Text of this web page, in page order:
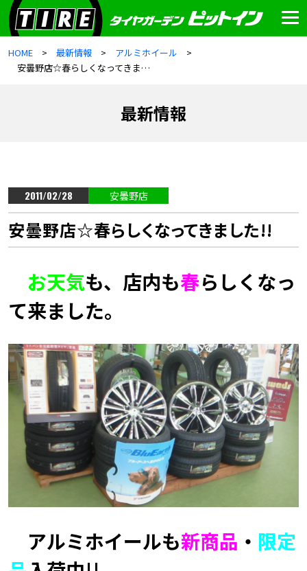
HOME 最新情報
アルミホイール
安曇野店☆春らしくなってきました!!
最新情報
2011/02/28 安曇野店
安曇野店☆春らしくなってきました!!
お天気も、店内も春らしくなっ
て来ました。
アルミホイールも新商品 ・ 限定